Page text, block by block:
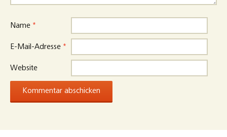
Name *
E-Mail-Adresse *
Website